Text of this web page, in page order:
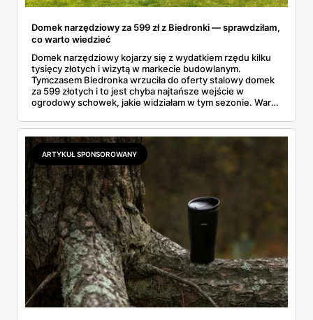
Domek narzędziowy za 599 zł z Biedronki — sprawdziłam,
co warto wiedzieć
Domek narzędziowy kojarzy się z wydatkiem rzędu kilku
tysięcy złotych i wizytą w markecie budowlanym.
Tymczasem Biedronka wrzuciła do oferty stalowy domek
za 599 złotych i to jest chyba najtańsze wejście w
ogrodowy schowek, jakie widziałam w tym sezonie. Warto
obiekt trzeba gdzieś zgłaszać i jak przygotować miejsce,
żeby konstrukcja nie odleciała przy pierwszej jesiennej
wichurze.
ARTYKUŁ SPONSOROWANY